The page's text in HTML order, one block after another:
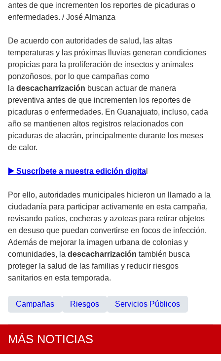
antes de que incrementen los reportes de picaduras o
enfermedades. /José Almanza
De acuerdo con autoridades de salud, las altas
temperaturas y las próximas lluvias generan condiciones
propicias para la proliferación de insectos y animales
ponzoñosos, por lo que campañas como
la descacharrización buscan actuar de manera
preventiva antes de que incrementen los reportes de
picaduras o enfermedades. En Guanajuato, incluso, cada
año se mantienen altos registros relacionados con
picaduras de alacrán, principalmente durante los meses
de calor.
▶️ Suscríbete a nuestra edición digita
Por ello, autoridades municipales hicieron un llamado a la
ciudadanía para participar activamente en esta campaña,
revisando patios, cocheras y azoteas para retirar objetos
en desuso que puedan convertirse en focos de infección.
Además de mejorar la imagen urbana de colonias y
comunidades, la descacharrización también busca
proteger la salud de las familias y reducir riesgos
sanitarios en esta temporada.
Campañas Riesgos Servicios Públicos
MÁS NOTICIAS